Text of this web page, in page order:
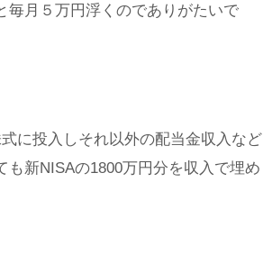
毎月５万円浮くのでありがたいで
に投入しそれ以外の配当金収入など
新NISAの1800万円分を収入で埋め